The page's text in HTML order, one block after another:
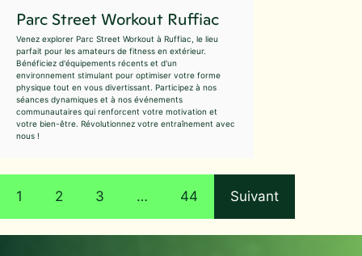
Parc Street Workout Ruffiac
Venez explorer Parc Street Workout à Ruffiac, le lieu
parfait pour les amateurs de fitness en extérieur.
Bénéficiez d'équipements récents et d'un
environnement stimulant pour optimiser votre forme
physique tout en vous divertissant. Participez à nos
séances dynamiques et à nos événements
communautaires qui renforcent votre motivation et
votre bien-être. Révolutionnez votre entraînement avec
nous !
1 2 3 … 44 Suivant